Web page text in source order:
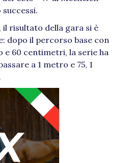
il risultato della gara si è
dopo il percorso base con
e 60 centimetri, la serie ha
a 1 metro e 75, 1